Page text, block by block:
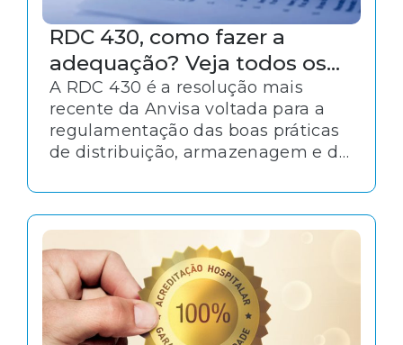
RDC 430, como fazer a
adequação? Veja todos os
pontos da norma!
A RDC 430 é a resolução mais
recente da Anvisa voltada para a
regulamentação das boas práticas
de distribuição, armazenagem e de
Contextualmente, a adequação a
essas normativas é essencial para o
padrões de excelência.